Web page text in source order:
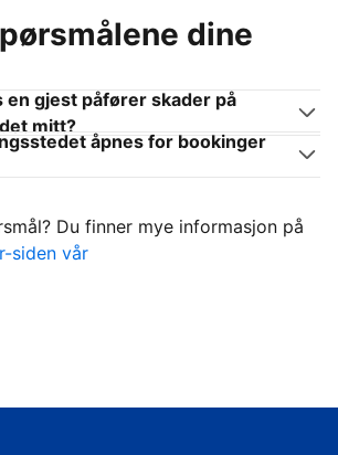
dine
en gjest påfører skader på
mitt?
åpnes for bookinger
Du finner mye informasjon på
siden vår